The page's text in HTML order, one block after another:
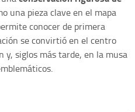
una pieza clave en el mapa
conocer de primera
se convirtió en el centro
y, siglos más tarde, en la musa